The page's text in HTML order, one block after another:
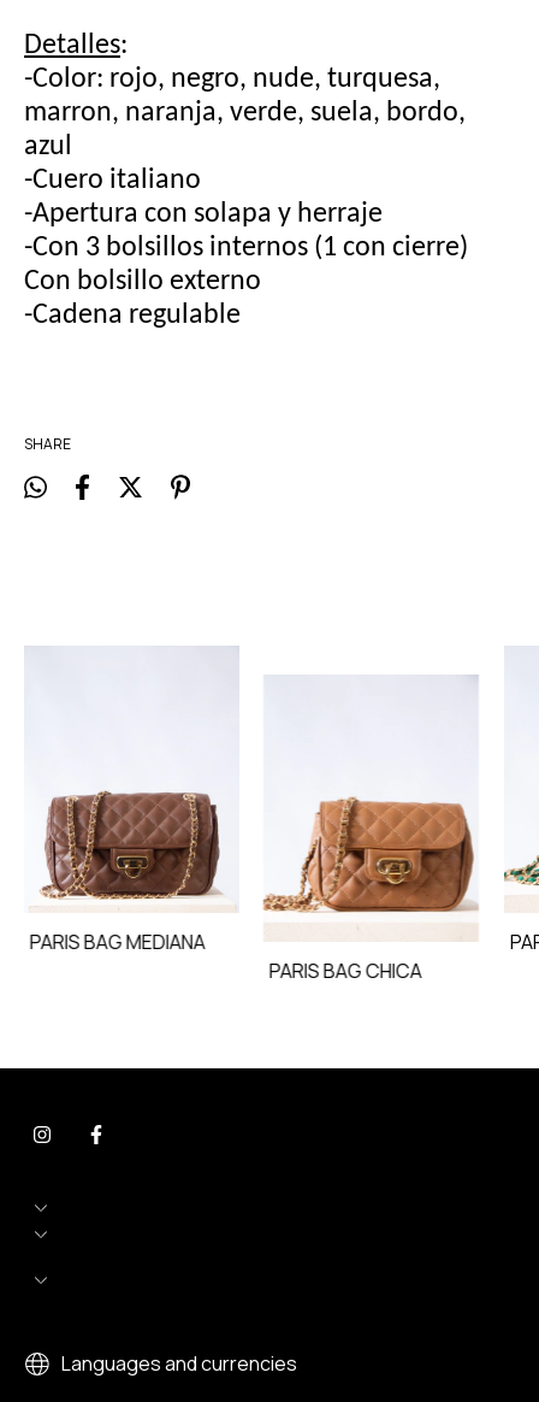
Detalles:
-Color: rojo, negro, nude, turquesa,
marron, naranja, verde, suela, bordo,
azul
-Cuero italiano
-Apertura con solapa y herraje
-Con 3 bolsillos internos (1 con cierre)
Con bolsillo externo
-Cadena regulable
SHARE
PARIS BAG MEDIANA
PARIS BAG CHICA
Languages and currencies